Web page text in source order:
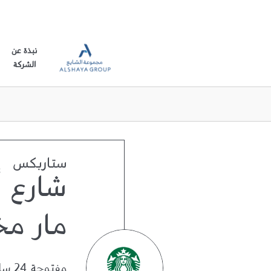
نبذة عن
الشركة
ستاربكس
شارع
مار